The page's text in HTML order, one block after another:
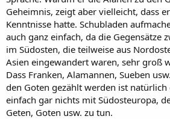
Geheimnis, zeigt aber vielleicht, dass
Kenntnisse hatte. Schubladen
auch ganz einfach, da die Gegensätze
im Südosten, die teilweise aus
Asien eingewandert waren, sehr groß
Dass Franken, Alamannen, Sueben
den Goten gezählt werden ist natürlich
einfach gar nichts mit Südosteuropa,
Geten, Goten usw. zu tun.